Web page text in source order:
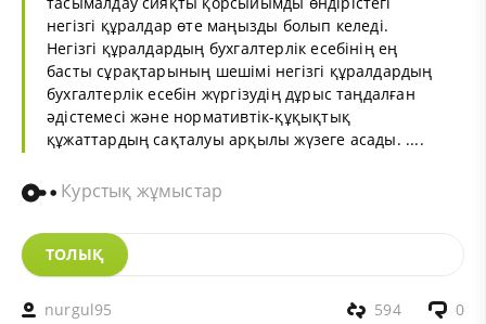
негізгі құралдар өте маңызды болып келеді.
Негізгі құралдардың бухгалтерлік есебінің ең
басты сұрақтарының шешімі негізгі құралдардың
бухгалтерлік есебін жүргізудің дұрыс таңдалған
әдістемесі және нормативтік-құқықтық
құжаттардың сақталуы арқылы жүзеге асады. ....
Курстық жұмыстар
ТОЛЫҚ
nurgul95 0
594